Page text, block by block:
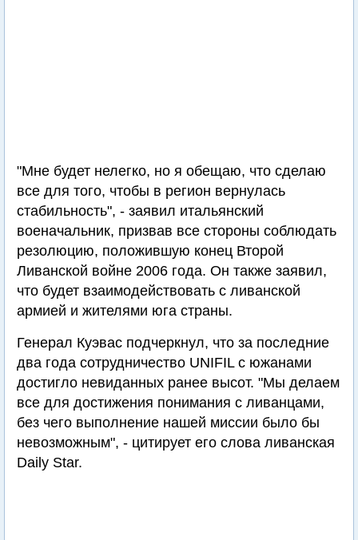
"Мне будет нелегко, но я обещаю, что сделаю
все для того, чтобы в регион вернулась
стабильность", - заявил итальянский
военачальник, призвав все стороны соблюдать
резолюцию, положившую конец Второй
Ливанской войне 2006 года. Он также заявил,
что будет взаимодействовать с ливанской
армией и жителями юга страны.
Генерал Куэвас подчеркнул, что за последние
два года сотрудничество UNIFIL с южанами
достигло невиданных ранее высот. "Мы делаем
все для достижения понимания с ливанцами,
без чего выполнение нашей миссии было бы
невозможным", - цитирует его слова ливанская
Daily Star.